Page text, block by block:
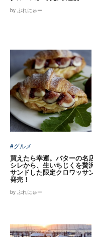
by ぷれにゅー
#グルメ
買えたら幸運。バターの名
シレから、生いちじくを贅
サンドした限定クロワッサ
発売！
by ぷれにゅー